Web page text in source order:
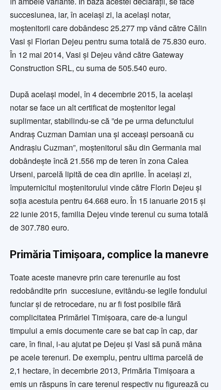
succesiunea, iar, în aceiași zi, la același notar,
moștenitorii care dobândesc 25.277 mp vând către Călin
Vasi și Florian Dejeu pentru suma totală de 75.830 euro.
În 12 mai 2014, Vasi și Dejeu vând către Gateway
Construction SRL, cu suma de 505.540 euro.
După același model, în 4 decembrie 2015, la același
notar se face un alt certificat de moștenitor legal
suplimentar, stabilindu-se că ”de pe urma defunctului
Andraș Cuzman Damian una și acceași persoană cu
Andrașiu Cuzman”, moștenitorul său din Germania mai
dobândește încă 21.556 mp de teren în zona Calea
Urseni, parcelă lipită de cea din aprilie. În aceiași zi,
împuternicitul moștenitorului vinde către Florin Dejeu și
soția acestuia pentru 64.668 euro. În 15 ianuarie 2015 și
22 iunie 2015, familia Dejeu vinde terenul cu suma totală
de 307.780 euro.
Primăria Timișoara, complice la manevre
Toate aceste manevre prin care terenurile au fost
redobândite prin succesiune, evitându-se legile fondului
funciar și de retrocedare, nu ar fi fost posibile fără
complicitatea Primăriei Timișoara, care de-a lungul
timpului a emis documente care se bat cap în cap, dar
care, în final, i-au ajutat pe Dejeu și Vasi să pună mâna
pe acele terenuri. De exemplu, pentru ultima parcelă de
2,1 hectare, în decembrie 2013, Primăria Timișoara a
emis un răspuns în care terenul respectiv nu figurează cu